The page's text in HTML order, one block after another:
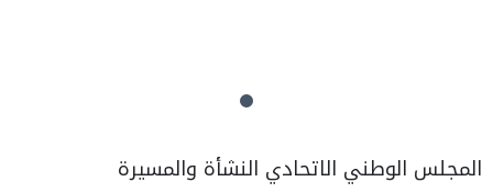
المجلس الوطني الاتحادي النشأة والمسيرة